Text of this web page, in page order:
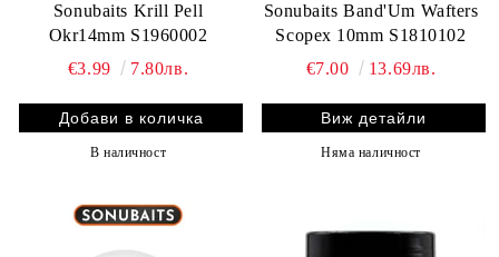
Sonubaits Krill Pell
Okr14mm S1960002
€3.99
7.80лв.
В наличност
Sonubaits Band'Um Wafters
Scopex 10mm S1810102
€7.00
13.69лв.
Виж детайли
Няма наличност